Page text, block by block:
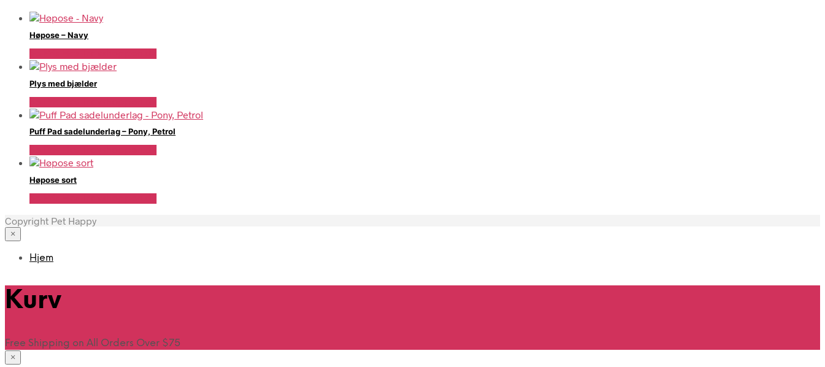
Høpose – Navy
Plys med bjælder
Puff Pad sadelunderlag – Pony, Petrol
Høpose sort
Copyright Pet Happy
×
Hjem
Kurv
Free Shipping on All Orders Over $75
×